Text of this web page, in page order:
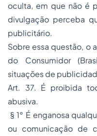
oculta, em que não é
divulgação perceba
publicitário.
Sobre essa questão, o
do Consumidor
situações de
Art. 37. É proibida
abusiva.
§ 1° É enganosa
ou comunicação de